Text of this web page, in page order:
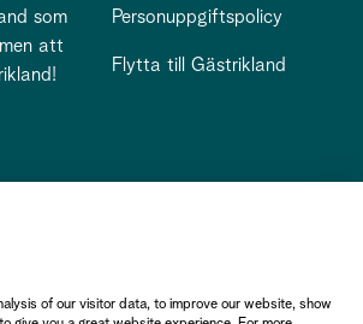
som
att
Personuppgiftspolicy
Flytta till Gästrikland
of our visitor data, to improve our website, show